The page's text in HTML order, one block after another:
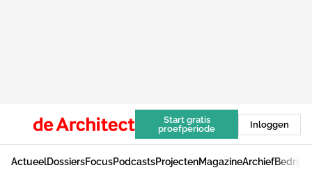
Start gratis
proefperiode
Inloggen
ActueelDossiersFocusPodcastsProjectenMagazineArchief